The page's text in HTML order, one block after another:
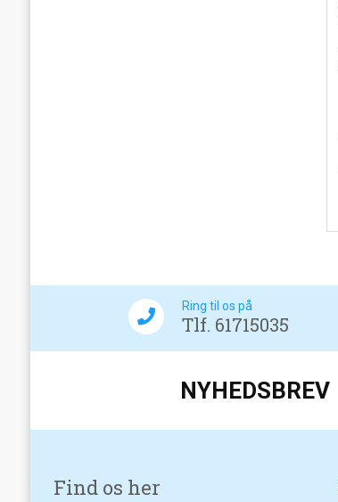
Ring til os på
Tlf. 61715035
NYHEDSBREV
Find os her